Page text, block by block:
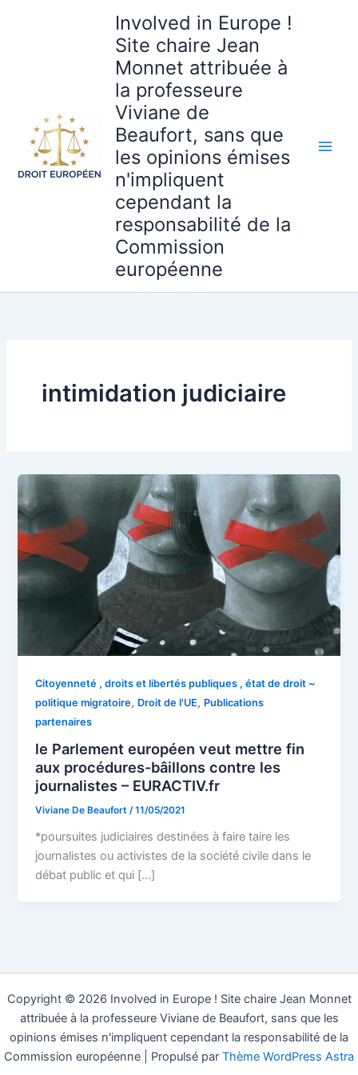
Involved in Europe !
Site chaire Jean
Monnet attribuée à
la professeure
Viviane de
Beaufort, sans que
les opinions émises
n'impliquent
cependant la
responsabilité de la
Commission
européenne
intimidation judiciaire
Citoyenneté , droits et libertés publiques , état de droit ~
politique migratoire, Droit de l'UE, Publications
partenaires
le Parlement européen veut mettre fin
aux procédures-bâillons contre les
journalistes – EURACTIV.fr
Viviane De Beaufort/11/05/2021
*poursuites judiciaires destinées à faire taire les
journalistes ou activistes de la société civile dans le
débat public et qui […]
Copyright © 2026 Involved in Europe ! Site chaire Jean Monnet
attribuée à la professeure Viviane de Beaufort, sans que les
opinions émises n'impliquent cependant la responsabilité de la
Commission européenne | Propulsé par Thème WordPress Astra